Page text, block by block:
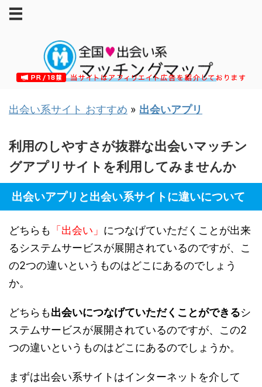
出会い系サイト おすすめ » 出会いアプリ
利用のしやすさが抜群な出会いマッチン
グアプリサイトを利用してみませんか
出会いアプリと出会い系サイトに違いについて
どちらも 「出会い」 につなげていただくことが出来
るシステムサービスが展開されているのですが、こ
の2つの違いというものはどこにあるのでしょう
か。
どちらも出会いにつなげていただくことができるシ
ステムサービスが展開されているのですが、この2
つの違いというものはどこにあるのでしょうか。
まずは出会い系サイトはインターネットを介して